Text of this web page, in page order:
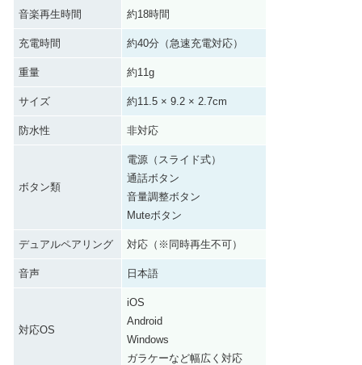
音楽再生時間 約18時間
充電時間 約40分（急速充電対応）
重量 約11g
サイズ 約11.5 × 9.2 × 2.7cm
防水性 非対応
ボタン類
電源（スライド式）
通話ボタン
音量調整ボタン
Muteボタン
デュアルペアリング 対応（※同時再生不可）
音声 日本語
対応OS
iOS
Android
Windows
ガラケーなど幅広く対応